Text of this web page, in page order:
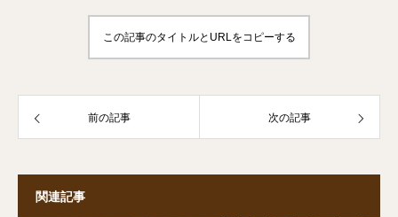
この記事のタイトルとURLをコピーする
前の記事 次の記事
関連記事